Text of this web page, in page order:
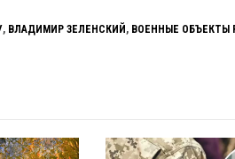
, ВЛАДИМИР ЗЕЛЕНСКИЙ , ВОЕННЫЕ ОБЪЕКТЫ